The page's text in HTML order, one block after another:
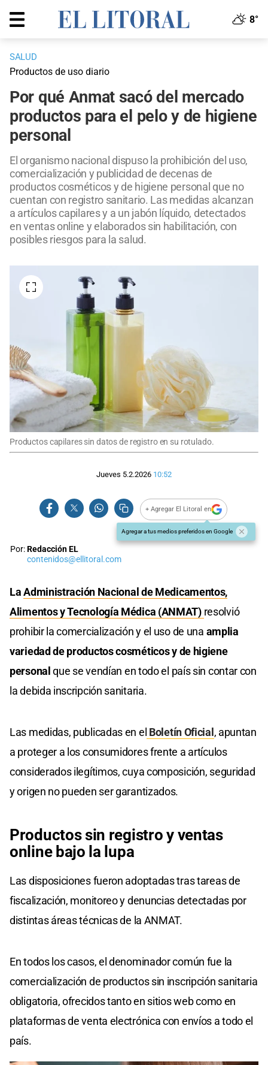
8°
SALUD
Productos de uso diario
Por qué Anmat sacó del mercado
productos para el pelo y de higiene
personal
El organismo nacional dispuso la prohibición del uso,
comercialización y publicidad de decenas de
productos cosméticos y de higiene personal que no
cuentan con registro sanitario. Las medidas alcanzan
a artículos capilares y a un jabón líquido, detectados
en ventas online y elaborados sin habilitación, con
posibles riesgos para la salud.
Productos capilares sin datos de registro en su rotulado.
Jueves 5.2.2026 10:52
+ Agregar El Litoral en
Agregar a tus medios preferidos en Google
Por:Redacción EL
contenidos@ellitoral.com
LaAdministración Nacional de Medicamentos,
Alimentos y Tecnología Médica (ANMAT) resolvió
prohibir la comercialización y el uso de una amplia
variedad de productos cosméticos y de higiene
personalque se vendían en todo el país sin contar con
la debida inscripción sanitaria.
Las medidas, publicadas en el Boletín Oficial, apuntan
a proteger a los consumidores frente a artículos
considerados ilegítimos, cuya composición, seguridad
y origen no pueden ser garantizados.
Productos sin registro y ventas
online bajo la lupa
Las disposiciones fueron adoptadas tras tareas de
fiscalización, monitoreo y denuncias detectadas por
distintas áreas técnicas de la ANMAT.
En todos los casos, el denominador común fue la
comercialización de productos sin inscripción sanitaria
obligatoria, ofrecidos tanto en sitios web como en
plataformas de venta electrónica con envíos a todo el
país.